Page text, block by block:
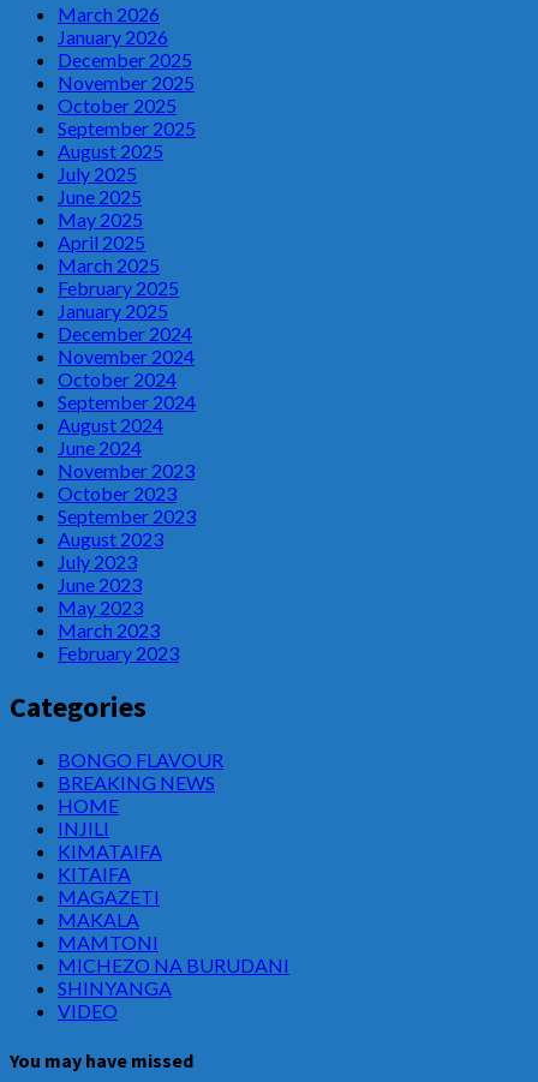
March 2026
January 2026
December 2025
November 2025
October 2025
September 2025
August 2025
July 2025
June 2025
May 2025
April 2025
March 2025
February 2025
January 2025
December 2024
November 2024
October 2024
September 2024
August 2024
June 2024
November 2023
October 2023
September 2023
August 2023
July 2023
June 2023
May 2023
March 2023
February 2023
Categories
BONGO FLAVOUR
BREAKING NEWS
HOME
INJILI
KIMATAIFA
KITAIFA
MAGAZETI
MAKALA
MAMTONI
MICHEZO NA BURUDANI
SHINYANGA
VIDEO
You may have missed